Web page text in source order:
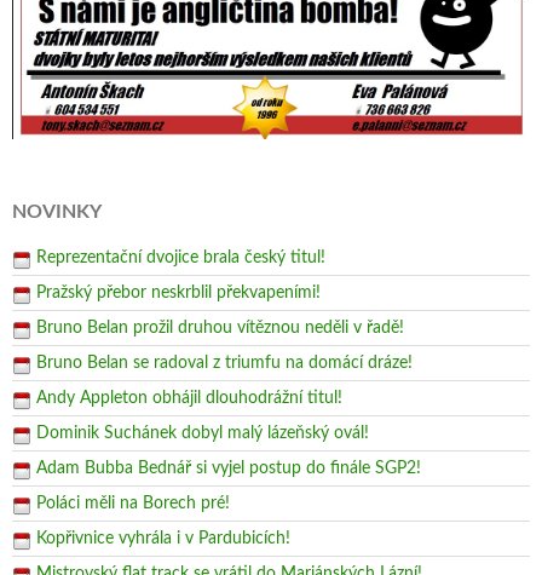
NOVINKY
Reprezentační dvojice brala český titul!
Pražský přebor neskrblil překvapeními!
Bruno Belan prožil druhou vítěznou neděli v řadě!
Bruno Belan se radoval z triumfu na domácí dráze!
Andy Appleton obhájil dlouhodrážní titul!
Dominik Suchánek dobyl malý lázeňský ovál!
Adam Bubba Bednář si vyjel postup do finále SGP2!
Poláci měli na Borech pré!
Kopřivnice vyhrála i v Pardubicích!